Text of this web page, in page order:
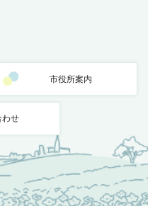
市役所案内
わせ